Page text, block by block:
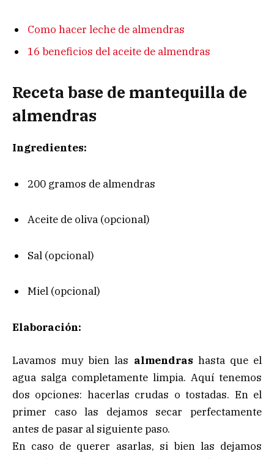
Como hacer leche de almendras
16 beneficios del aceite de almendras
Receta base de mantequilla de
almendras
Ingredientes:
200 gramos de almendras
Aceite de oliva (opcional)
Sal (opcional)
Miel (opcional)
Elaboración:
Lavamos muy bien las almendras hasta que el
agua salga completamente limpia. Aquí tenemos
dos opciones: hacerlas crudas o tostadas. En el
primer caso las dejamos secar perfectamente
antes de pasar al siguiente paso.
En caso de querer asarlas, si bien las dejamos